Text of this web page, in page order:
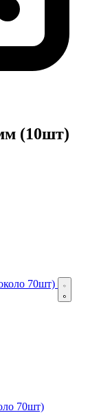
(10шт)
70шт)